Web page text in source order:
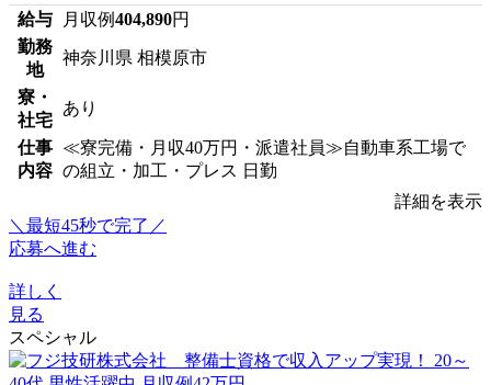
給与 月収例404,890円
勤務
地
神奈川県 相模原市
寮・
社宅
あり
仕事
内容
≪寮完備・月収40万円・派遣社員≫自動車系工場で
の組立・加工・プレス 日勤
詳細を表示
＼最短45秒で完了／
応募へ進む
詳しく
見る
スペシャル